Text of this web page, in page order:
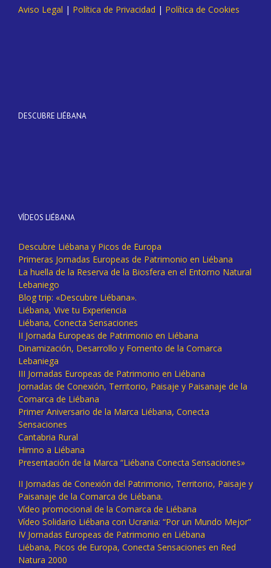
Aviso Legal | Política de Privacidad | Política de Cookies
DESCUBRE LIÉBANA
VÍDEOS LIÉBANA
Descubre Liébana y Picos de Europa
Primeras Jornadas Europeas de Patrimonio en Liébana
La huella de la Reserva de la Biosfera en el Entorno Natural
Lebaniego
Blog trip: «Descubre Liébana».
Liébana, Vive tu Experiencia
Liébana, Conecta Sensaciones
II Jornada Europeas de Patrimonio en Liébana
Dinamización, Desarrollo y Fomento de la Comarca
Lebaniega
III Jornadas Europeas de Patrimonio en Liébana
Jornadas de Conexión, Territorio, Paisaje y Paisanaje de la
Comarca de Liébana
Primer Aniversario de la Marca Liébana, Conecta
Sensaciones
Cantabria Rural
Himno a Liébana
Presentación de la Marca “Liébana Conecta Sensaciones»
II Jornadas de Conexión del Patrimonio, Territorio, Paisaje y
Paisanaje de la Comarca de Liébana.
Vídeo promocional de la Comarca de Liébana
Vídeo Solidario Liébana con Ucrania: “Por un Mundo Mejor”
IV Jornadas Europeas de Patrimonio en Liébana
Liébana, Picos de Europa, Conecta Sensaciones en Red
Natura 2000